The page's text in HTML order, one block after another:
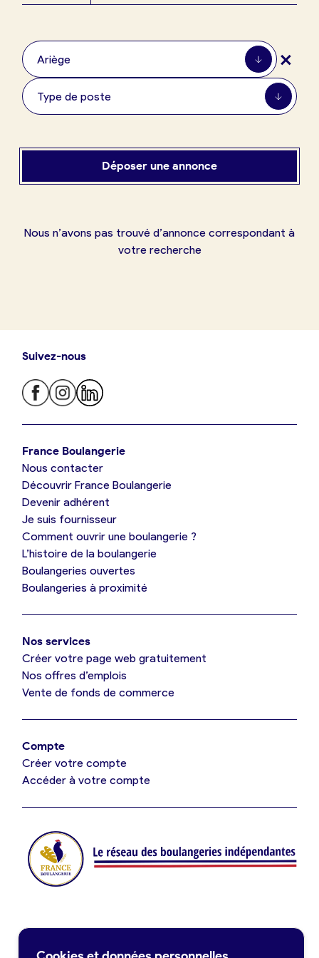
Je trouve ma boulangerie
Je suis boulanger
Je découvre France Boulangerie
Mes tarifs
Je référence ma boulangerie (gratuit)
Offres d’emploi
Je suis fournisseur
Je crée mon compte
ma
Je crée mon compte Connexion
Ariège +
Type de poste
Déposer une annonce
Nous n’avons pas trouvé d’annonce correspondant à
votre recherche
Suivez-nous
France Boulangerie
Nous contacter
Découvrir France Boulangerie
Devenir adhérent
Je suis fournisseur
Comment ouvrir une boulangerie ?
L’histoire de la boulangerie
Boulangeries ouvertes
Boulangeries à proximité
Nos services
Créer votre page web gratuitement
Nos offres d’emplois
Vente de fonds de commerce
Compte
Créer votre compte
Accéder à votre compte